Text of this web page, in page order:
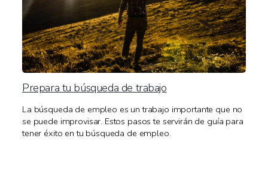
Prepara tu búsqueda de trabajo
La búsqueda de empleo es un trabajo importante que no
se puede improvisar. Estos pasos te servirán de guía para
tener éxito en tu búsqueda de empleo.